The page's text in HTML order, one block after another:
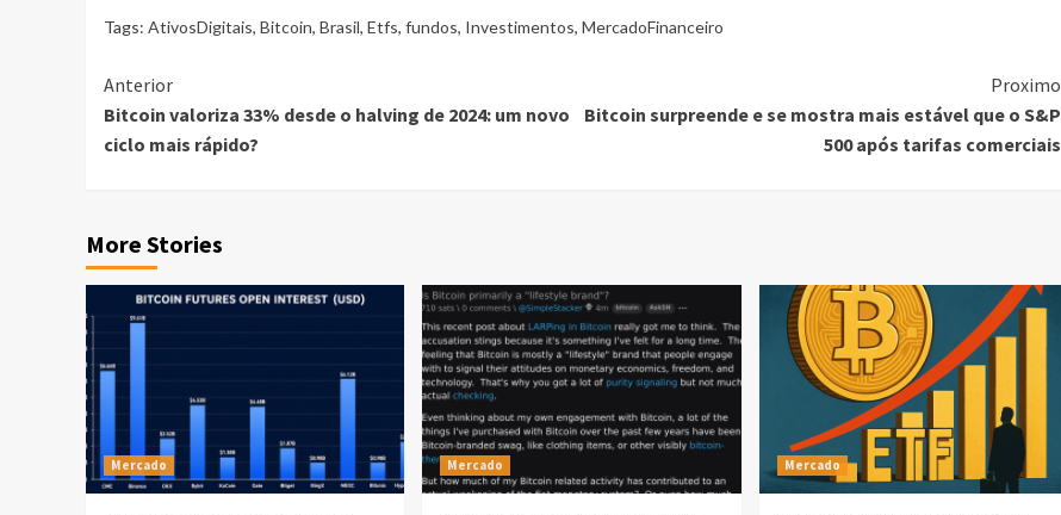
Tags: AtivosDigitais, Bitcoin, Brasil, Etfs, fundos, Investimentos, MercadoFinanceiro
Continue
Reading
Anterior
Bitcoin valoriza 33% desde o halving de 2024: um novo
ciclo mais rápido?
Proximo
Bitcoin surpreende e se mostra mais estável que o S&P
500 após tarifas comerciais
More Stories
Mercado Mercado Mercado